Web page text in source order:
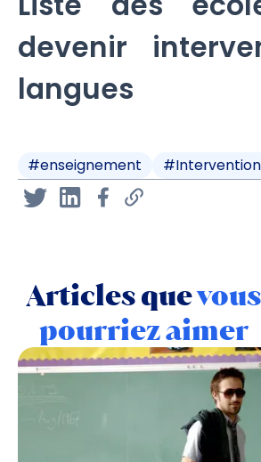
devenir
langues
#enseignement #Intervention
Articles quevous
pourriez aimer